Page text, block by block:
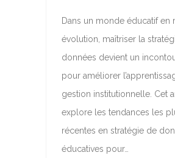
Dans un monde éducatif en
évolution, maîtriser la
données devient un
pour améliorer
gestion institutionnelle. Cet
explore les tendances les
récentes en stratégie de
éducatives pour…